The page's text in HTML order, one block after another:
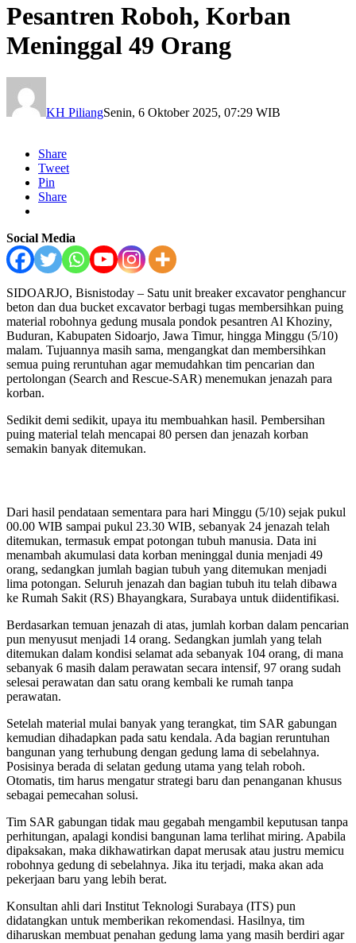
Pesantren Roboh, Korban
Meninggal 49 Orang
KH PiliangSenin, 6 Oktober 2025, 07:29 WIB
Share
Tweet
Pin
Share
Social Media
SIDOARJO, Bisnistoday – Satu unit breaker excavator penghancur
beton dan dua bucket excavator berbagi tugas membersihkan puing
material robohnya gedung musala pondok pesantren Al Khoziny,
Buduran, Kabupaten Sidoarjo, Jawa Timur, hingga Minggu (5/10)
malam. Tujuannya masih sama, mengangkat dan membersihkan
semua puing reruntuhan agar memudahkan tim pencarian dan
pertolongan (Search and Rescue-SAR) menemukan jenazah para
korban.
Sedikit demi sedikit, upaya itu membuahkan hasil. Pembersihan
puing material telah mencapai 80 persen dan jenazah korban
semakin banyak ditemukan.
Dari hasil pendataan sementara para hari Minggu (5/10) sejak pukul
00.00 WIB sampai pukul 23.30 WIB, sebanyak 24 jenazah telah
ditemukan, termasuk empat potongan tubuh manusia. Data ini
menambah akumulasi data korban meninggal dunia menjadi 49
orang, sedangkan jumlah bagian tubuh yang ditemukan menjadi
lima potongan. Seluruh jenazah dan bagian tubuh itu telah dibawa
ke Rumah Sakit (RS) Bhayangkara, Surabaya untuk diidentifikasi.
Berdasarkan temuan jenazah di atas, jumlah korban dalam pencarian
pun menyusut menjadi 14 orang. Sedangkan jumlah yang telah
ditemukan dalam kondisi selamat ada sebanyak 104 orang, di mana
sebanyak 6 masih dalam perawatan secara intensif, 97 orang sudah
selesai perawatan dan satu orang kembali ke rumah tanpa
perawatan.
Setelah material mulai banyak yang terangkat, tim SAR gabungan
kemudian dihadapkan pada satu kendala. Ada bagian reruntuhan
bangunan yang terhubung dengan gedung lama di sebelahnya.
Posisinya berada di selatan gedung utama yang telah roboh.
Otomatis, tim harus mengatur strategi baru dan penanganan khusus
sebagai pemecahan solusi.
Tim SAR gabungan tidak mau gegabah mengambil keputusan tanpa
perhitungan, apalagi kondisi bangunan lama terlihat miring. Apabila
dipaksakan, maka dikhawatirkan dapat merusak atau justru memicu
robohnya gedung di sebelahnya. Jika itu terjadi, maka akan ada
pekerjaan baru yang lebih berat.
Konsultan ahli dari Institut Teknologi Surabaya (ITS) pun
didatangkan untuk memberikan rekomendasi. Hasilnya, tim
diharuskan membuat penahan gedung lama yang masih berdiri agar